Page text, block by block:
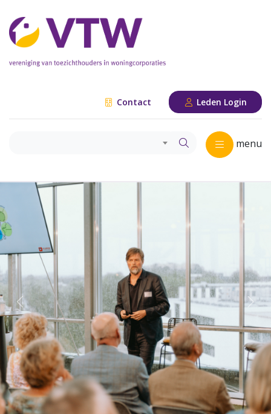
Contact Leden Login
menu